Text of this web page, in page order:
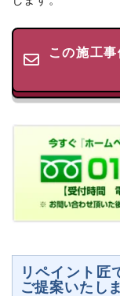
この施工
リペイント匠
ご提案いたし